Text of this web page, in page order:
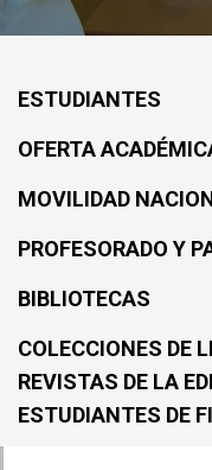
ESTUDIANTES
OFERTA
MOVILIDAD
PROFESORADO Y
BIBLIOTECAS
COLECCIONES DE
REVISTAS DE LA
ESTUDIANTES DE